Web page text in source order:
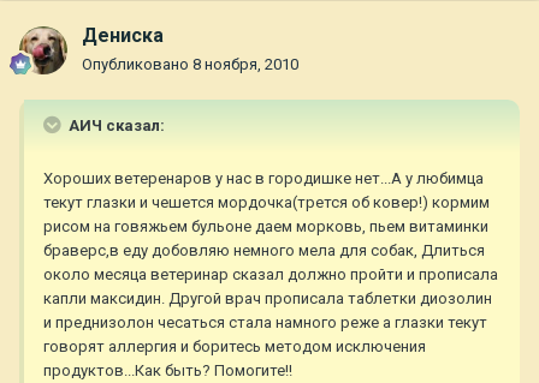
Дениска
Опубликовано 8 ноября, 2010
АИЧ сказал:
Хороших ветеренаров у нас в городишке нет...А у любимца
текут глазки и чешется мордочка(трется об ковер!) кормим
рисом на говяжьем бульоне даем морковь, пьем витаминки
браверс,в еду добовляю немного мела для собак, Длиться
около месяца ветеринар сказал должно пройти и прописала
капли максидин. Другой врач прописала таблетки диозолин
и преднизолон чесаться стала намного реже а глазки текут
говорят аллергия и боритесь методом исключения
продуктов...Как быть? Помогите!!